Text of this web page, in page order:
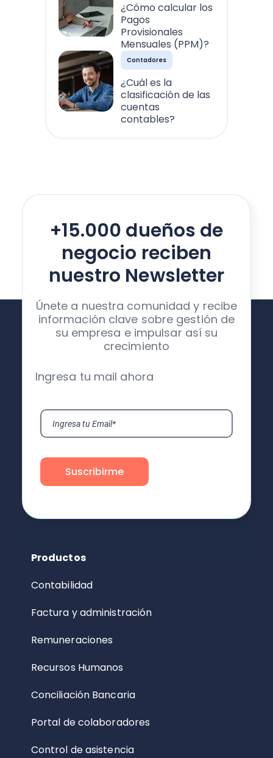
¿Cómo calcular los
Pagos
Provisionales
Mensuales (PPM)?
Contadores
¿Cuál es la
clasificación de las
cuentas
contables?
+15.000 dueños de
negocio reciben
nuestro Newsletter
Únete a nuestra comunidad y recibe
información clave sobre gestión de
su empresa e impulsar así su
crecimiento
Ingresa tu mail ahora
Productos
Contabilidad
Factura y administración
Remuneraciones
Recursos Humanos
Conciliación Bancaria
Portal de colaboradores
Control de asistencia